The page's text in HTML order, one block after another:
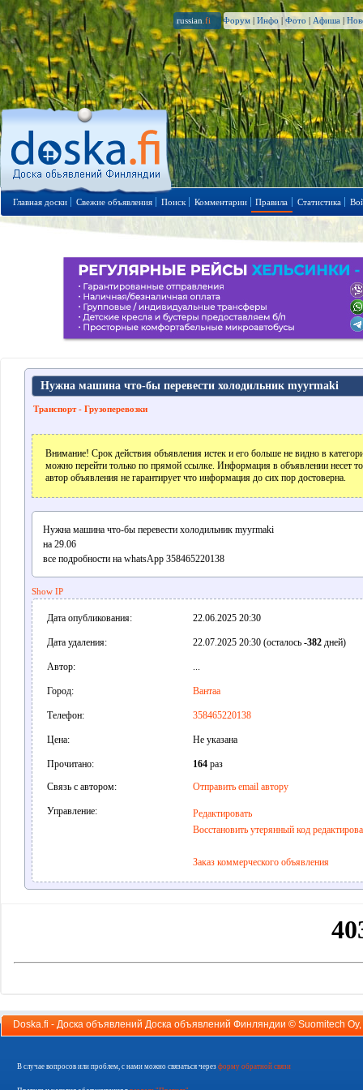
russian .fi Форум | Инфо | Фото | Афиша |
Главная доски Свежие объявления Поиск Комментарии Правила Статистика
Нужна машина что-бы перевести холодильник myyrmaki
Транспорт - Грузоперевозки
Внимание! Срок действия объявления истек и его больше не видно в
можно перейти только по прямой ссылке. Информация в объявлении несет
автор объявления не гарантирует что информация до сих пор достоверна.
Нужна машина что-бы перевести холодильник myyrmaki
на 29.06
все подробности на whatsApp 358465220138
Show IP
Дата опубликования: 22.06.2025 20:30
Дата удаления: 22.07.2025 20:30 (осталось -382дней)
Автор: ...
Город: Вантаа
Телефон: 358465220138
Цена: Не указана
Прочитано: 164раз
Связь с автором:
Отправить email автору
Управление:
Редактировать
Восстановить утерянный код
Заказ коммерческого объявления
Doska.fi - Доска объявлений Доска объявлений Финляндии © Suomitech Oy
В случае вопросов или проблем, с нами можно связаться через форму обратной связи